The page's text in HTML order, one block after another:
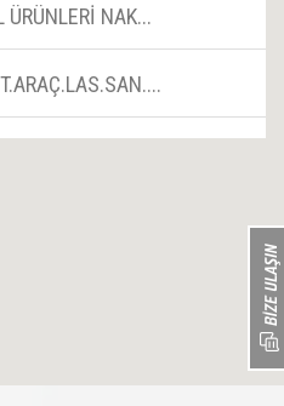
ÜRÜNLERİ NAK...